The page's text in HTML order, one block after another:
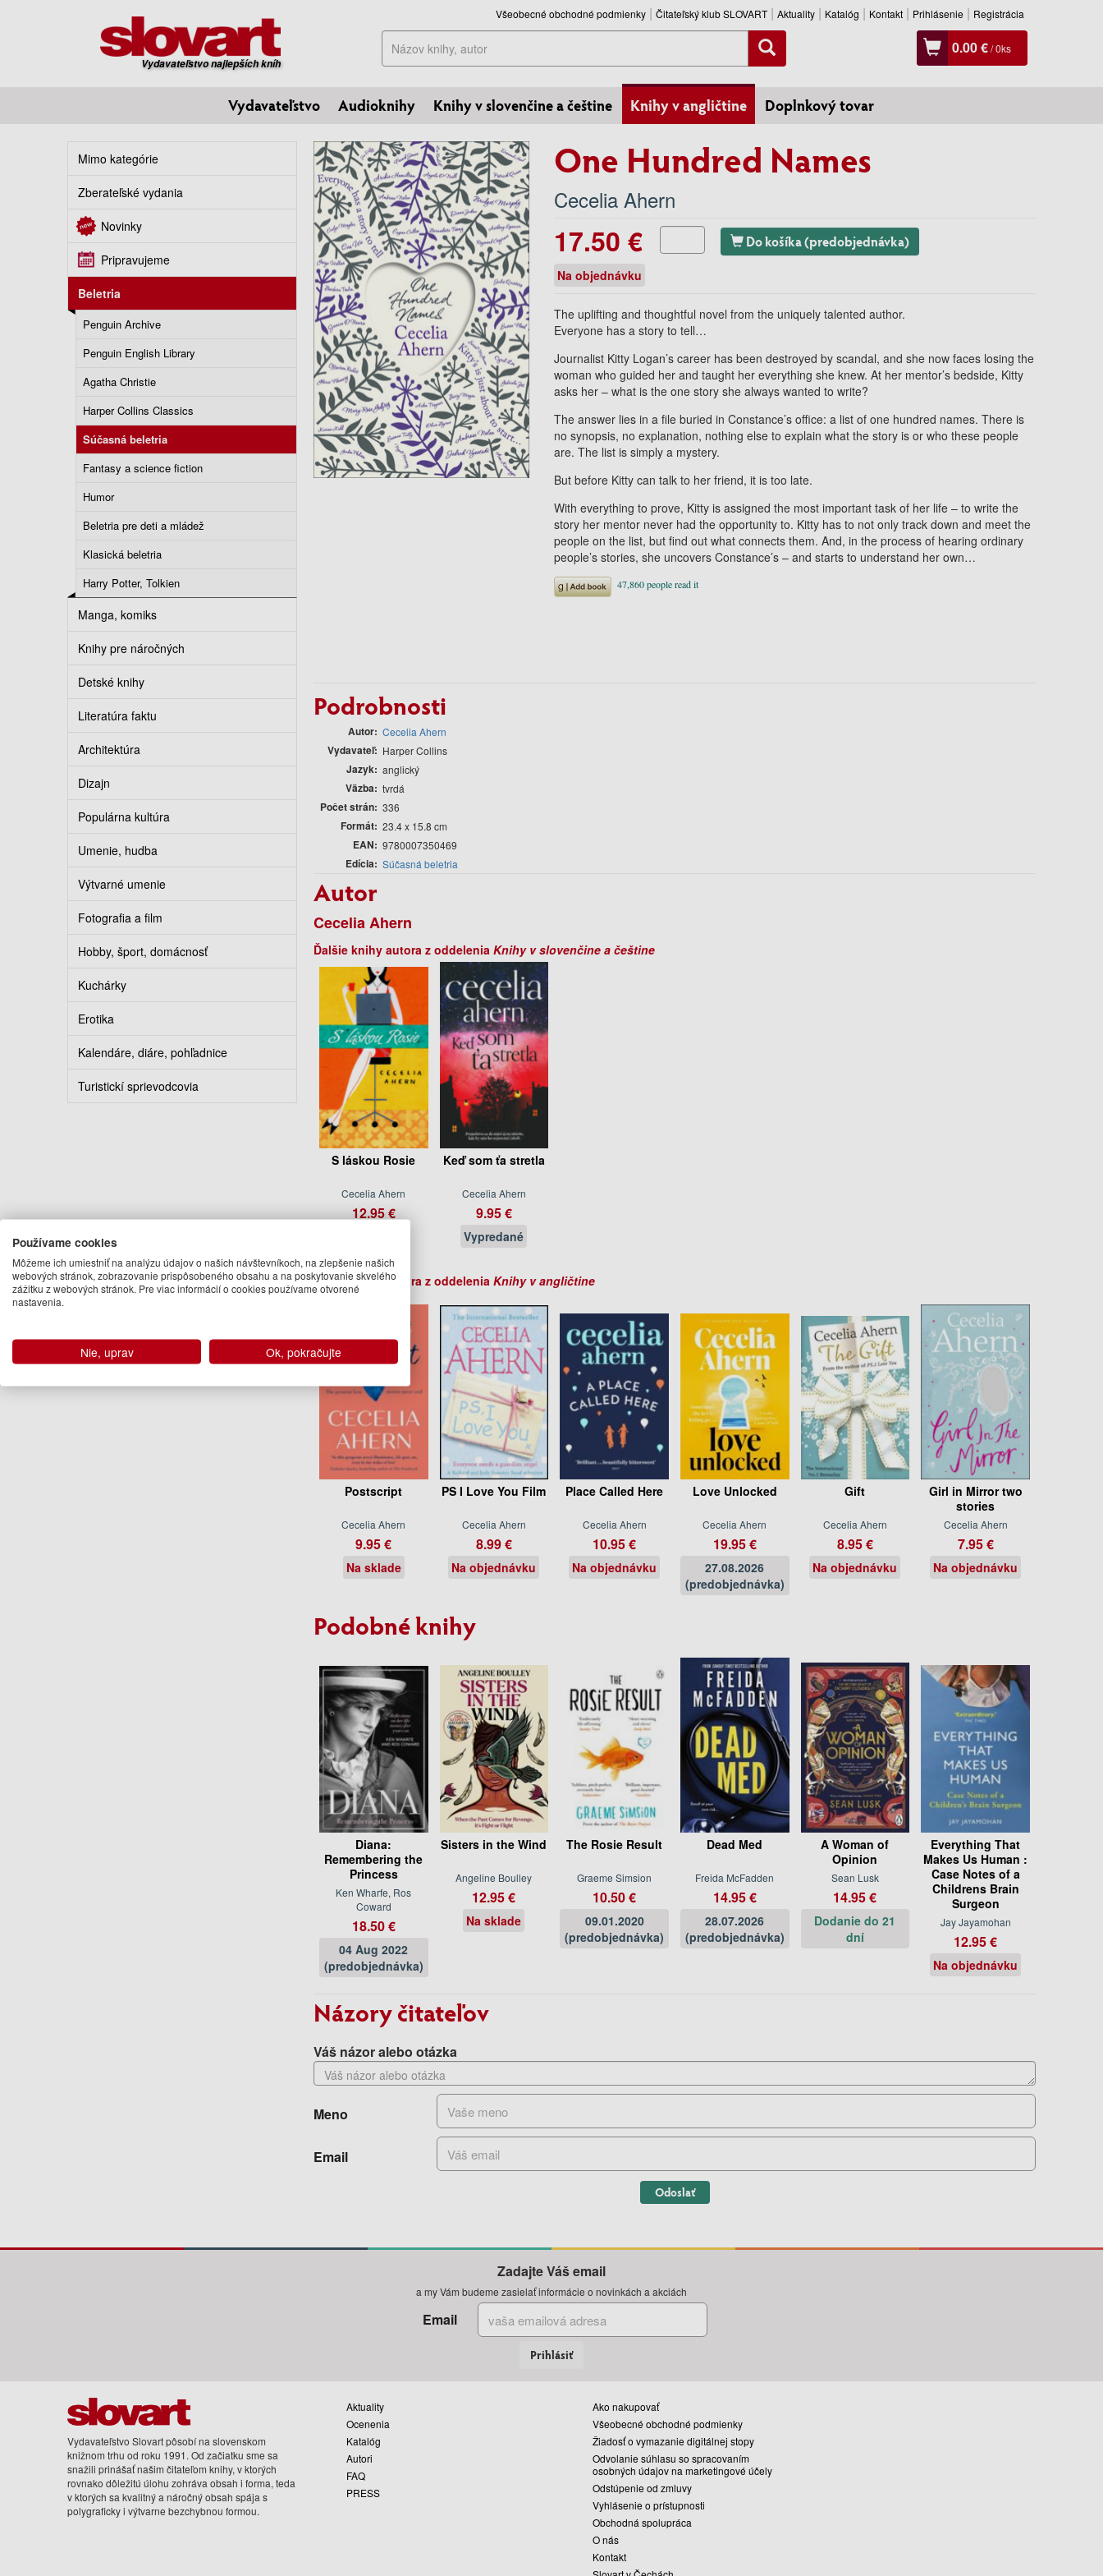
Vydavateľstvo najlepších kníh
Všeobecné obchodné podmienky Čitateľský klub SLOVART Aktuality Katalóg Kontakt Prihlásenie Registrácia
Hľadať 0.00 €/0ks
Vydavateľstvo Audioknihy Knihy v slovenčine a češtine Knihy v angličtine Doplnkový tovar
Mimo kategórie
Zberateľské vydania
Novinky
Pripravujeme
Beletria
Penguin Archive
Penguin English Library
Agatha Christie
Harper Collins Classics
Súčasná beletria
Fantasy a science fiction
Humor
Beletria pre deti a mládež
Klasická beletria
Harry Potter, Tolkien
Manga, komiks
Knihy pre náročných
Detské knihy
Literatúra faktu
Architektúra
Dizajn
Populárna kultúra
Umenie, hudba
Výtvarné umenie
Fotografia a film
Hobby, šport, domácnosť
Kuchárky
Erotika
Kalendáre, diáre, pohľadnice
Turistickí sprievodcovia
One Hundred Names
Cecelia Ahern
17.50 € Do košíka (predobjednávka)
Na objednávku
The uplifting and thoughtful novel from the uniquely talented author.
Everyone has a story to tell…
Journalist Kitty Logan’s career has been destroyed by scandal, and she now faces losing the
woman who guided her and taught her everything she knew. At her mentor’s bedside, Kitty
asks her – what is the one story she always wanted to write?
The answer lies in a file buried in Constance’s office: a list of one hundred names. There is
no synopsis, no explanation, nothing else to explain what the story is or who these people
are. The list is simply a mystery.
But before Kitty can talk to her friend, it is too late.
With everything to prove, Kitty is assigned the most important task of her life – to write the
story her mentor never had the opportunity to. Kitty has to not only track down and meet the
people on the list, but find out what connects them. And, in the process of hearing ordinary
people’s stories, she uncovers Constance’s – and starts to understand her own…
Podrobnosti
Autor Cecelia Ahern
Vydavateľ Harper Collins
Jazyk anglický
Väzba tvrdá
Počet strán 336
Formát 23.4 x 15.8 cm
EAN 9780007350469
Edícia Súčasná beletria
Autor
Cecelia Ahern
Ďalšie knihy autora z oddelenia Knihy v slovenčine a češtine
S láskou Rosie
Cecelia Ahern
12.95 €
Keď som ťa stretla
Cecelia Ahern
9.95 €
Vypredané
Ďalšie knihy autora z oddelenia Knihy v angličtine
Postscript
Cecelia Ahern
9.95 €
Na sklade
PS I Love You Film
Cecelia Ahern
8.99 €
Na objednávku
Place Called Here
Cecelia Ahern
10.95 €
Na objednávku
Love Unlocked
Cecelia Ahern
19.95 €
27.08.2026
(predobjednávka)
Gift
Cecelia Ahern
8.95 €
Na objednávku
Girl in Mirror two
stories
Cecelia Ahern
7.95 €
Na objednávku
Podobné knihy
Diana:
Remembering the
Princess
Ken Wharfe, Ros
Coward
18.50 €
04 Aug 2022
(predobjednávka)
Sisters in the Wind
Angeline Boulley
12.95 €
Na sklade
The Rosie Result
Graeme Simsion
10.50 €
09.01.2020
(predobjednávka)
Dead Med
Freida McFadden
14.95 €
28.07.2026
(predobjednávka)
A Woman of
Opinion
Sean Lusk
14.95 €
Dodanie do 21
dní
Everything That
Makes Us Human :
Case Notes of a
Childrens Brain
Surgeon
Jay Jayamohan
12.95 €
Na objednávku
Názory čitateľov
Váš názor alebo otázka
Meno
Email
Odoslať
Zadajte Váš email
a my Vám budeme zasielať informácie o novinkách a akciách
Email
Prihlásiť
Vydavateľstvo Slovart pôsobí na slovenskom
knižnom trhu od roku 1991. Od začiatku sme sa
snažili prinášať našim čitateľom knihy, v ktorých
rovnako dôležitú úlohu zohráva obsah i forma, teda
v ktorých sa kvalitný a náročný obsah spája s
polygraficky i výtvarne bezchybnou formou.
Aktuality
Ocenenia
Katalóg
Autori
FAQ
PRESS
Ako nakupovať
Všeobecné obchodné podmienky
Žiadosť o vymazanie digitálnej stopy
Odvolanie súhlasu so spracovaním
osobných údajov na marketingové účely
Odstúpenie od zmluvy
Vyhlásenie o prístupnosti
Obchodná spolupráca
O nás
Kontakt
Používame cookies
Môžeme ich umiestniť na analýzu údajov o našich návštevníkoch, na zlepšenie našich
webových stránok, zobrazovanie prispôsobeného obsahu a na poskytovanie skvelého
zážitku z webových stránok. Pre viac informácií o cookies používame otvorené
nastavenia.
Nie, uprav Ok, pokračujte